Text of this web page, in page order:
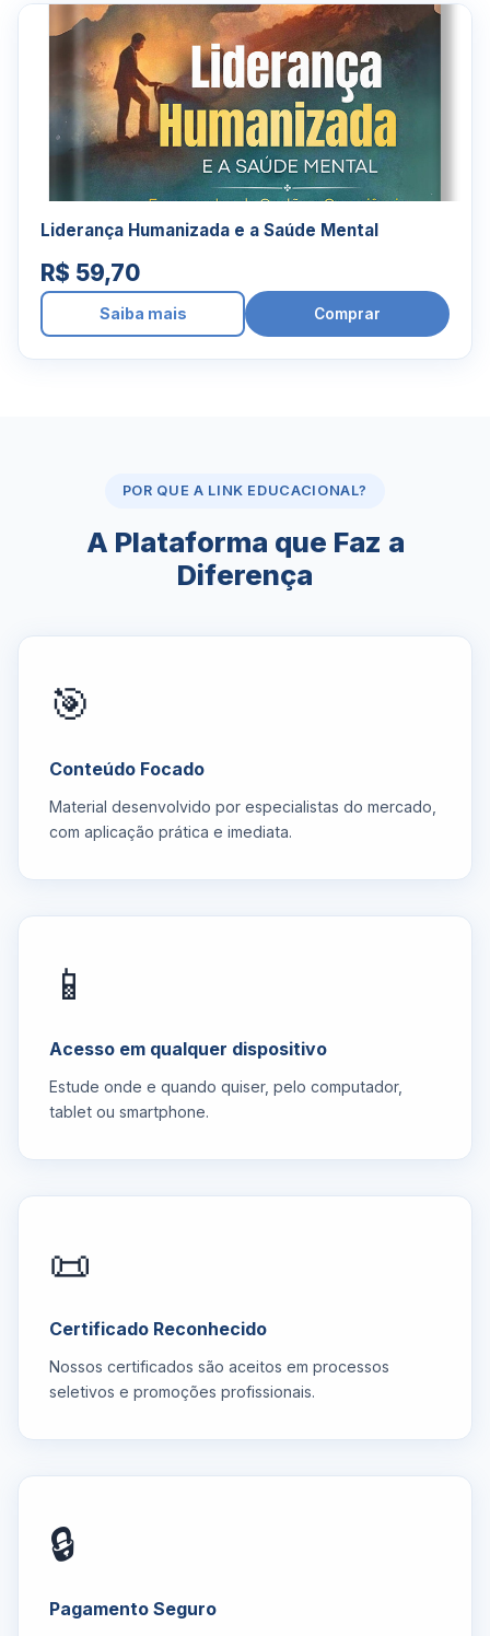
Liderança Humanizada e a Saúde Mental
R$ 59,70
Saiba mais Comprar
POR QUE A LINK EDUCACIONAL?
A Plataforma que Faz a
Diferença
🎯
Conteúdo Focado
Material desenvolvido por especialistas do mercado,
com aplicação prática e imediata.
📱
Acesso em qualquer dispositivo
Estude onde e quando quiser, pelo computador,
tablet ou smartphone.
📜
Certificado Reconhecido
Nossos certificados são aceitos em processos
seletivos e promoções profissionais.
🔒
Pagamento Seguro